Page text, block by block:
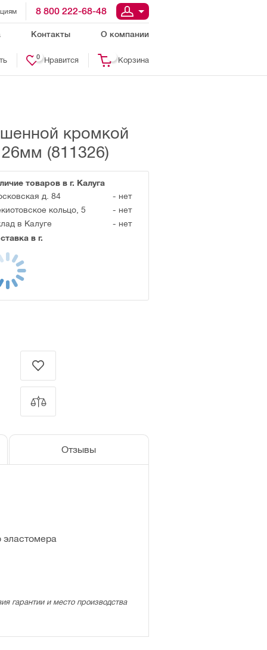
8 800 222-68-48
Контакты О компании
Нравится
0 Корзина
кромкой
(811326)
товаров в г. Калуга
д. 84
- нет
кольцо, 5
- нет
в Калуге
- нет
в г.
Отзывы
эластомера
гарантии и место производства